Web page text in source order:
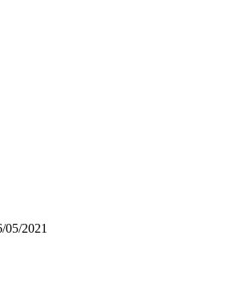
05/2021